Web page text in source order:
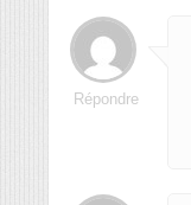
Répondre